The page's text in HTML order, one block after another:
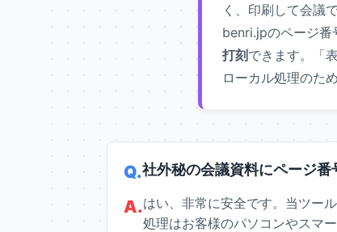
く、印刷して会議
benri.jpのページ番
打刻 できます。「
ローカル処理のた
社外秘の会議資料にページ
はい、非常に安全です。当ツー
処理はお客様のパソコンやスマ